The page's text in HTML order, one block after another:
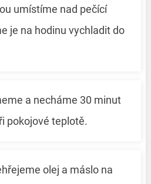
umístíme nad pečící
je na hodinu vychladit do
a necháme 30 minut
pokojové teplotě.
olej a máslo na